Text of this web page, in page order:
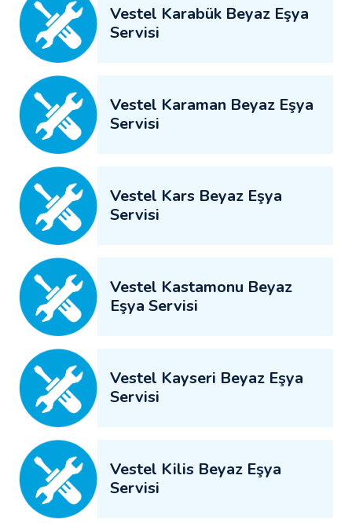
Vestel Karabük Beyaz Eşya
Servisi
Vestel Karaman Beyaz Eşya
Servisi
Vestel Kars Beyaz Eşya
Servisi
Vestel Kastamonu Beyaz
Eşya Servisi
Vestel Kayseri Beyaz Eşya
Servisi
Vestel Kilis Beyaz Eşya
Servisi